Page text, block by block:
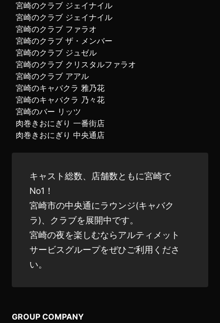
宮崎のクラブ ジェイナイル
宮崎のクラブ ジェイナイル
宮崎のクラブ ファラオ
宮崎のクラブ ザ・メンバー
宮崎のクラブ ジュゼル
宮崎のクラブ クリスタルファラオ
宮崎のクラブ アアル
宮崎のキャバクラ 雅乃花
宮崎のキャバクラ 乃々花
宮崎のバー リッツ
肉巻きおにぎり 一番街店
肉巻きおにぎり 中央通店
キャスト総数、店舗数ともに宮崎で
No1！
宮崎市の中央通にラウンジ(キャバク
ラ)、クラブを展開中です。
宮崎の夜を楽しむならアルティメット
サービスグループをぜひご利用くださ
い。
GROUP COMPANY